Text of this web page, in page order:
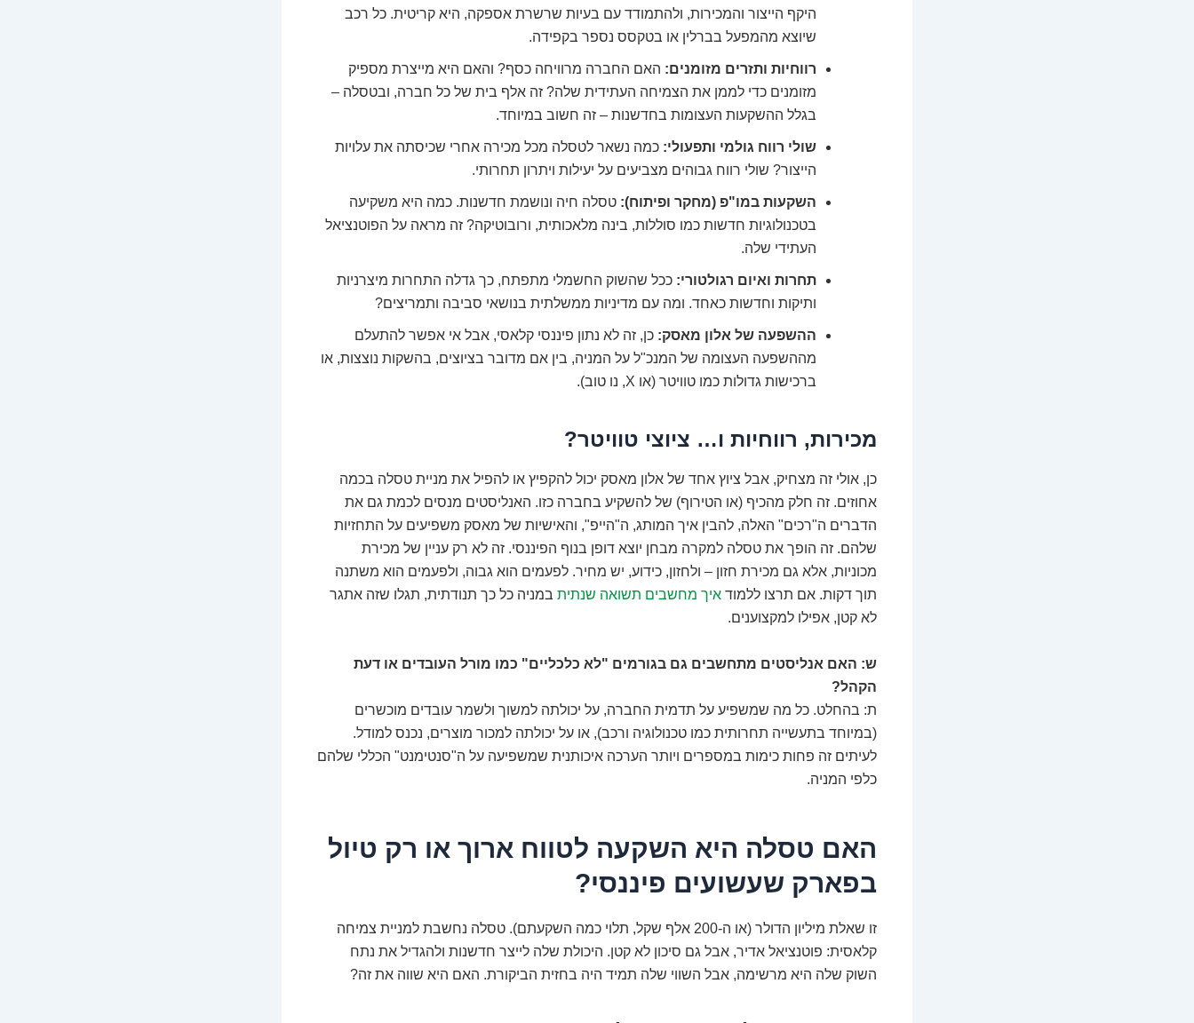
היקף הייצור והמכירות, ולהתמודד עם בעיות שרשרת אספקה, היא קריטית. כל רכב
שיוצא מהמפעל בברלין או בטקסס נספר בקפידה.
רווחיות ותזרים מזומנים: האם החברה מרוויחה כסף? והאם היא מייצרת מספיק
מזומנים כדי לממן את הצמיחה העתידית שלה? זה אלף בית של כל חברה, ובטסלה –
בגלל ההשקעות העצומות בחדשנות – זה חשוב במיוחד.
שולי רווח גולמי ותפעולי: כמה נשאר לטסלה מכל מכירה אחרי שכיסתה את עלויות
הייצור? שולי רווח גבוהים מצביעים על יעילות ויתרון תחרותי.
השקעות במו"פ (מחקר ופיתוח): טסלה חיה ונושמת חדשנות. כמה היא משקיעה
בטכנולוגיות חדשות כמו סוללות, בינה מלאכותית, ורובוטיקה? זה מראה על הפוטנציאל
העתידי שלה.
תחרות ואיום רגולטורי: ככל שהשוק החשמלי מתפתח, כך גדלה התחרות מיצרניות
ותיקות וחדשות כאחד. ומה עם מדיניות ממשלתית בנושאי סביבה ותמריצים?
ההשפעה של אלון מאסק: כן, זה לא נתון פיננסי קלאסי, אבל אי אפשר להתעלם
מההשפעה העצומה של המנכ"ל על המניה, בין אם מדובר בציוצים, בהשקות נוצצות, או
ברכישות גדולות כמו טוויטר (או X, נו טוב).
מכירות, רווחיות ו… ציוצי טוויטר?
כן, אולי זה מצחיק, אבל ציוץ אחד של אלון מאסק יכול להקפיץ או להפיל את מניית טסלה בכמה
אחוזים. זה חלק מהכיף (או הטירוף) של להשקיע בחברה כזו. האנליסטים מנסים לכמת גם את
הדברים ה"רכים" האלה, להבין איך המותג, ה"הייפ", והאישיות של מאסק משפיעים על התחזיות
שלהם. זה הופך את טסלה למקרה מבחן יוצא דופן בנוף הפיננסי. זה לא רק עניין של מכירת
מכוניות, אלא גם מכירת חזון – ולחזון, כידוע, יש מחיר. לפעמים הוא גבוה, ולפעמים הוא משתנה
תוך דקות. אם תרצו ללמוד איך מחשבים תשואה שנתית במניה כל כך תנודתית, תגלו שזה אתגר
לא קטן, אפילו למקצוענים.
ש: האם אנליסטים מתחשבים גם בגורמים "לא כלכליים" כמו מורל העובדים או דעת
הקהל?
ת: בהחלט. כל מה שמשפיע על תדמית החברה, על יכולתה למשוך ולשמר עובדים מוכשרים
(במיוחד בתעשייה תחרותית כמו טכנולוגיה ורכב), או על יכולתה למכור מוצרים, נכנס למודל.
לעיתים זה פחות כימות במספרים ויותר הערכה איכותנית שמשפיעה על ה"סנטימנט" הכללי שלהם
כלפי המניה.
האם טסלה היא השקעה לטווח ארוך או רק טיול
בפארק שעשועים פיננסי?
זו שאלת מיליון הדולר (או ה-200 אלף שקל, תלוי כמה השקעתם). טסלה נחשבת למניית צמיחה
קלאסית: פוטנציאל אדיר, אבל גם סיכון לא קטן. היכולת שלה לייצר חדשנות ולהגדיל את נתח
השוק שלה היא מרשימה, אבל השווי שלה תמיד היה בחזית הביקורת. האם היא שווה את זה?